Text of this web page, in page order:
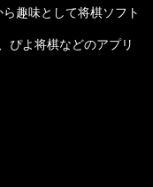
趣味として将棋ソフト
ぴよ将棋などのアプリ